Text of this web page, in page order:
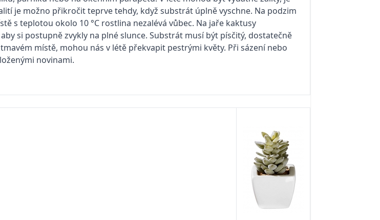
je možno přikročit teprve tehdy, když substrát úplně vyschne. Na podzim
s teplotou okolo 10 °C rostlina nezalévá vůbec. Na jaře kaktusy
si postupně zvykly na plné slunce. Substrát musí být písčitý, dostatečně
místě, mohou nás v létě překvapit pestrými květy. Při sázení nebo
novinami.